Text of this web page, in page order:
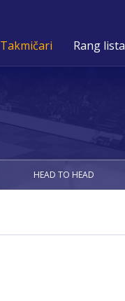
Takmičari Rang lista
HEAD TO HEAD